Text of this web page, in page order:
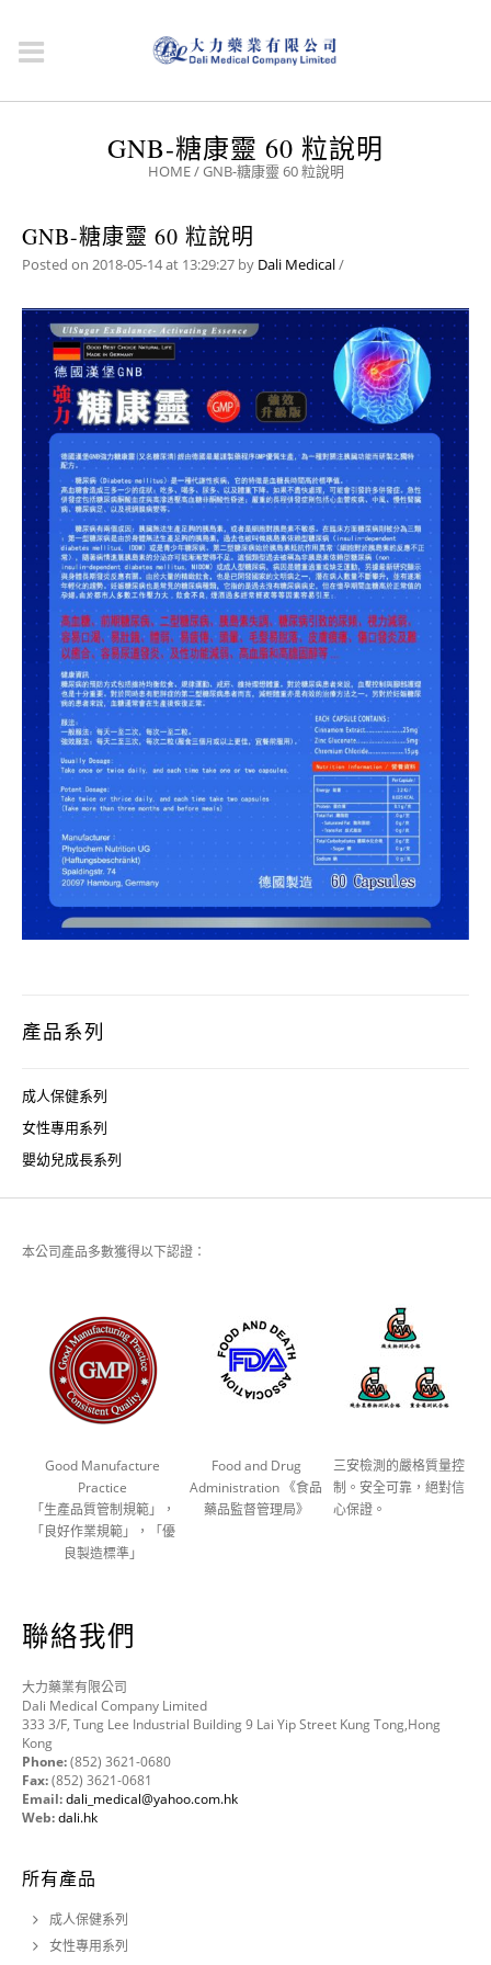
GNB-糖康靈 60 粒說明
HOME/GNB-糖康靈 60 粒說明
GNB-糖康靈 60 粒說明
Posted on 2018-05-14 at 13:29:27 by Dali Medical/
產品系列
成人保健系列
女性專用系列
嬰幼兒成長系列
本公司產品多數獲得以下認證：
Good Manufacture
Practice
「生產品質管制規範」，
「良好作業規範」，「優
良製造標準」
Food and Drug
Administration 《食品
藥品監督管理局》
三安檢測的嚴格質量控
制。安全可靠，絕對信
心保證。
聯絡我們
大力藥業有限公司
Dali Medical Company Limited
333 3/F, Tung Lee Industrial Building 9 Lai Yip Street Kung Tong,Hong
Kong
Phone:(852) 3621-0680
Fax:(852) 3621-0681
Email:dali_medical@yahoo.com.hk
Web:dali.hk
所有產品
成人保健系列
女性專用系列